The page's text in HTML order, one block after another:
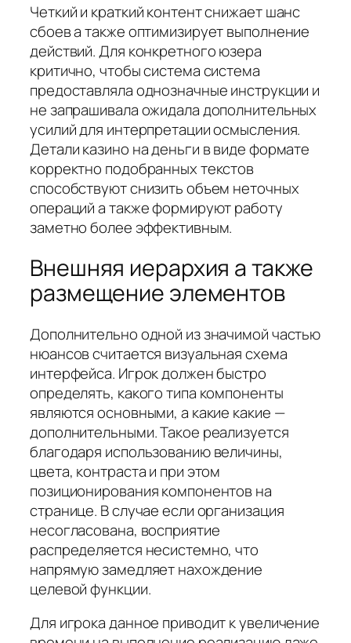
Четкий и краткий контент снижает шанс
сбоев а также оптимизирует выполнение
действий. Для конкретного юзера
критично, чтобы система система
предоставляла однозначные инструкции и
не запрашивала ожидала дополнительных
усилий для интерпретации осмысления.
Детали казино на деньги в виде формате
корректно подобранных текстов
способствуют снизить объем неточных
операций а также формируют работу
заметно более эффективным.
Внешняя иерархия а также
размещение элементов
Дополнительно одной из значимой частью
нюансов считается визуальная схема
интерфейса. Игрок должен быстро
определять, какого типа компоненты
являются основными, а какие какие —
дополнительными. Такое реализуется
благодаря использованию величины,
цвета, контраста и при этом
позиционирования компонентов на
странице. В случае если организация
несогласована, восприятие
распределяется несистемно, что
напрямую замедляет нахождение
целевой функции.
Для игрока данное приводит к увеличение